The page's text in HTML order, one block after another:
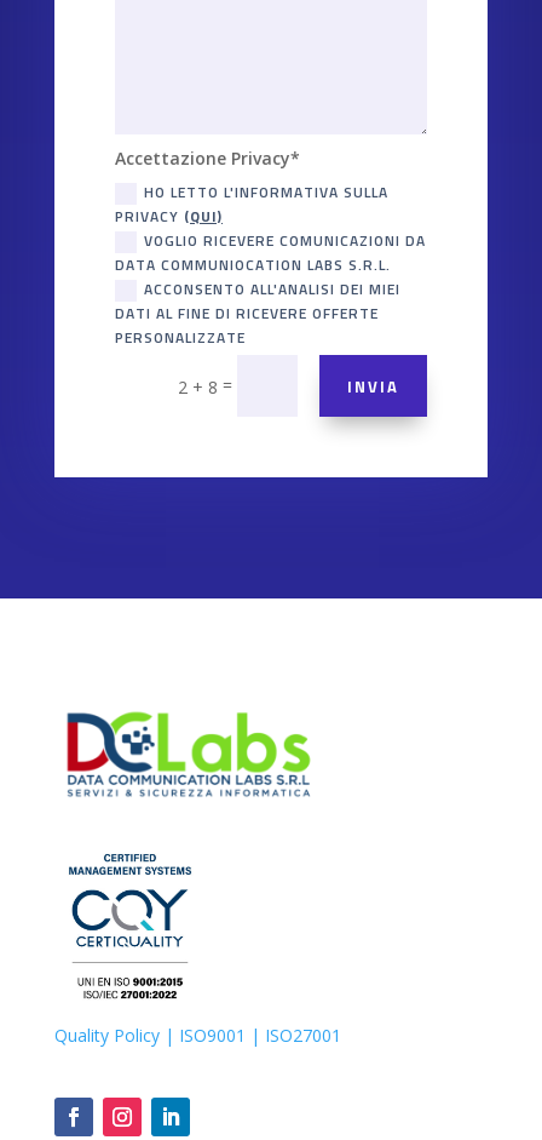
Accettazione Privacy*
HO LETTO L'INFORMATIVA SULLA
PRIVACY (QUI)
VOGLIO RICEVERE COMUNICAZIONI DA
DATA COMMUNIOCATION LABS S.R.L.
ACCONSENTO ALL'ANALISI DEI MIEI
DATI AL FINE DI RICEVERE OFFERTE
PERSONALIZZATE
2 + 8 = INVIA
Quality Policy | ISO9001 | ISO27001